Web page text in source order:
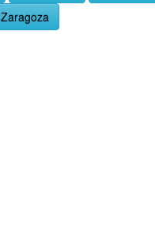
Zaragoza